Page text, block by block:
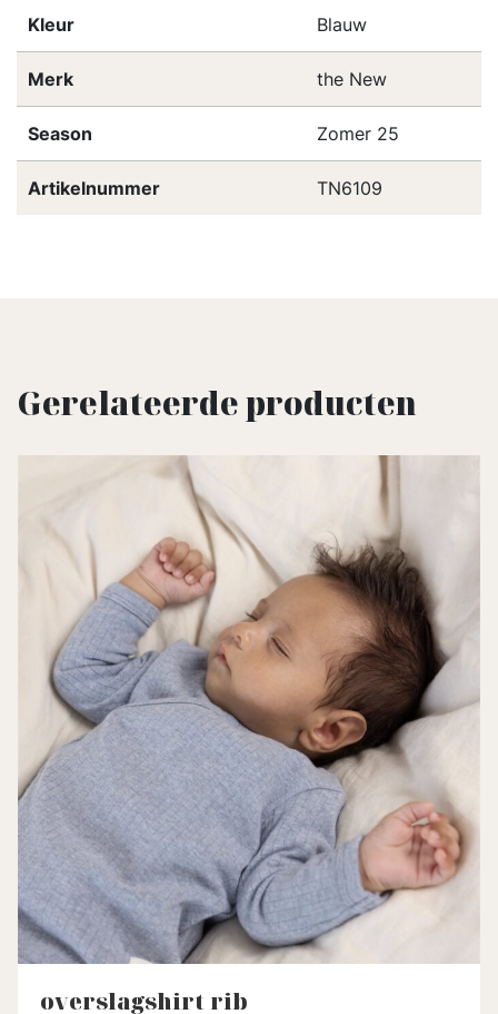
Kleur Blauw
Merk the New
Season Zomer 25
Artikelnummer TN6109
Gerelateerde producten
overslagshirt rib